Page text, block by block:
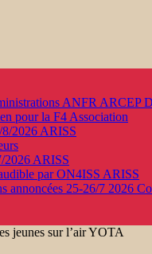
ANFR ARCEP
pour la F4 Association
2026 ARISS
2026 ARISS
par ON4ISS ARISS
annoncées 25-26/7 2026
jeunes sur l’air YOTA